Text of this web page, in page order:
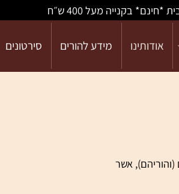
בקנייה מעל 400 ש״ח
מידע להורים סירטונים
אשר